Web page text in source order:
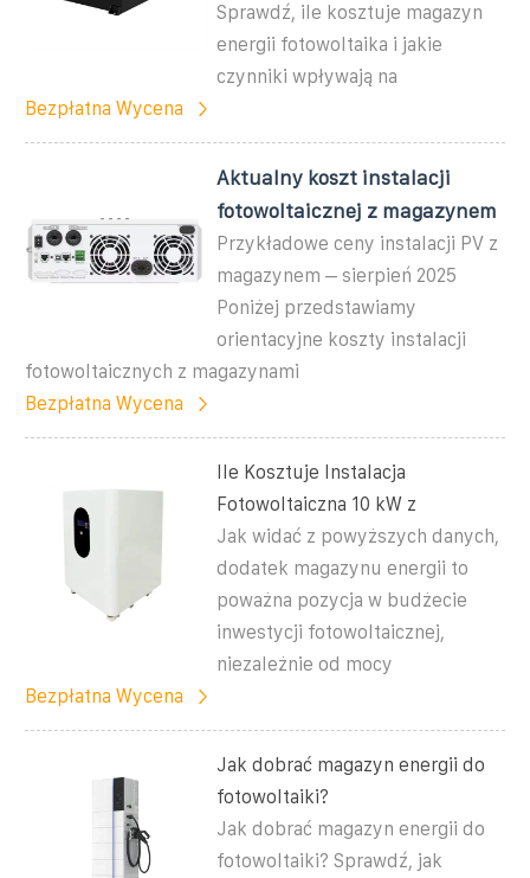
Sprawdź, ile kosztuje magazyn
energii fotowoltaika i jakie
czynniki wpływają na
Bezpłatna Wycena
Aktualny koszt instalacji
fotowoltaicznej z magazynem
Przykładowe ceny instalacji PV z
magazynem – sierpień 2025
Poniżej przedstawiamy
orientacyjne koszty instalacji
fotowoltaicznych z magazynami
Bezpłatna Wycena
Ile Kosztuje Instalacja
Fotowoltaiczna 10 kW z
Jak widać z powyższych danych,
dodatek magazynu energii to
poważna pozycja w budżecie
inwestycji fotowoltaicznej,
niezależnie od mocy
Bezpłatna Wycena
Jak dobrać magazyn energii do
fotowoltaiki?
Jak dobrać magazyn energii do
fotowoltaiki? Sprawdź, jak